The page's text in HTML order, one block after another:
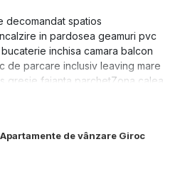
Apartamente de vânzare Giroc
decomandat spatios
in pardosea geamuri pvc
inchisa camara balcon
de parcare inclusiv leaving mare
gresie faianta parchetZona calea
de la drum principal Calea